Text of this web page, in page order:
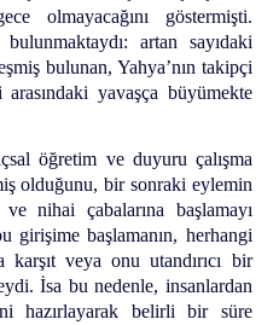
olmayacağını göstermişti.
artan sayıdaki
bulunan, Yahya’nın takipçi
yavaşça büyümekte
öğretim ve duyuru çalışma
olduğunu, bir sonraki eylemin
nihai çabalarına başlamayı
başlamanın, herhangi
veya onu utandırıcı bir
İsa bu nedenle, insanlardan
hazırlayarak belirli bir süre